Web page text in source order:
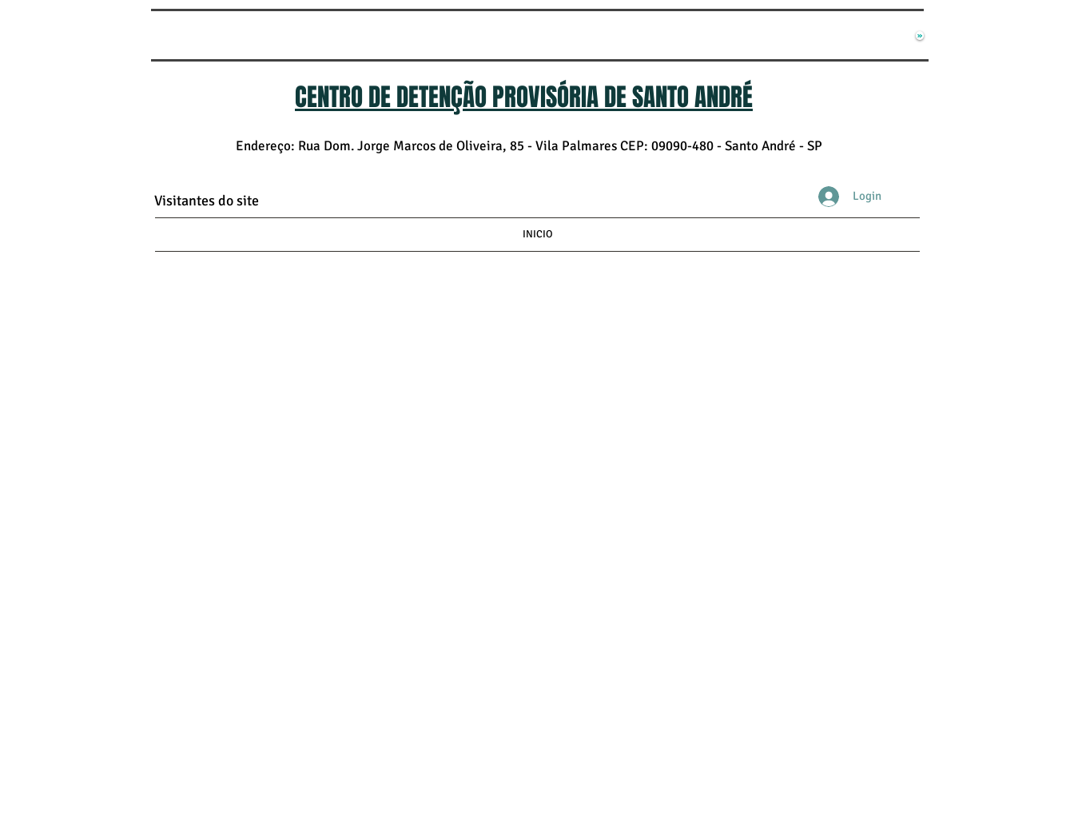
CENTRO DE DETENÇÃO PROVISÓRIA DE SANTO ANDRÉ
Endereço: Rua Dom. Jorge Marcos de Oliveira, 85 - Vila PalmaresCEP: 09090-480 - Santo André - SP
Login
Visitantes do site
INICIO